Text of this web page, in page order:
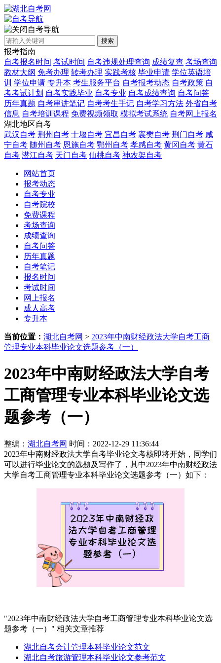
自考导航
搜索
报考指南
自考报名时间 考试时间 自考违规处理查询 成绩复查 考场查询
教材大纲 免考办理 转考办理 实践考核 毕业申请 学位英语培
训 学位申请 专升本 考生服务平台 自考报考动态 自考政策 自
考考试计划 自考实践毕业 自考专业 自考成绩查询 自考问答
历年真题 自考串讲笔记 自考考生手记 自考学习方法 外省自考
信息 自考培训课程 免费视频领取 模拟考试系统 自考网上报名
湖北地区自考
武汉自考 荆州自考 十堰自考 宜昌自考 襄樊自考 荆门自考 咸
宁自考 随州自考 恩施自考 鄂州自考 孝感自考 黄冈自考 黄石
自考 潜江自考 天门自考 仙桃自考 神农架自考
网站首页
报考动态
自考专业
自考院校
免费课程
考场查询
成绩查询
自考问答
历年真题
自考笔记
报名时间
考试时间
网上报名
成人高考
专升本
当前位置： 湖北自考网 > 2023年中南财经政法大学自考工商
管理专业本科毕业论文选题参考（一）
2023年中南财经政法大学自考
工商管理专业本科毕业论文选
题参考（一）
整编： 湖北自考网 时间：2022-12-29 11:36:44
2023年中南财经政法大学自考毕业论文考核即将开始，同学们
可以进行毕业论文的选题及写作了，其中2023年中南财经政法
大学自考工商管理专业本科毕业论文选题参考（一）如下：
"2023年中南财经政法大学自考工商管理专业本科毕业论文选
题参考（一）" 相关文章推荐
湖北自考会计管理本科毕业论文范文
湖北自考旅游管理本科毕业论文参考范文